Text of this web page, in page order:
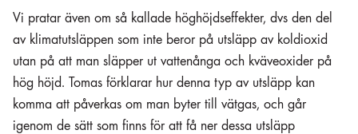
Vi pratar även om så kallade höghöjdseffekter, dvs den del
av klimatutsläppen som inte beror på utsläpp av koldioxid
utan på att man släpper ut vattenånga och kväveoxider på
hög höjd. Tomas förklarar hur denna typ av utsläpp kan
komma att påverkas om man byter till vätgas, och går
igenom de sätt som finns för att få ner dessa utsläpp